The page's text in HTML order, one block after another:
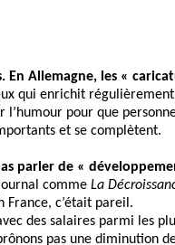
Allemagne, les «
qui enrichit
pour que
et se complètent.
parler de «
comme La
France, c’était pareil.
des salaires parmi les
pas une diminution